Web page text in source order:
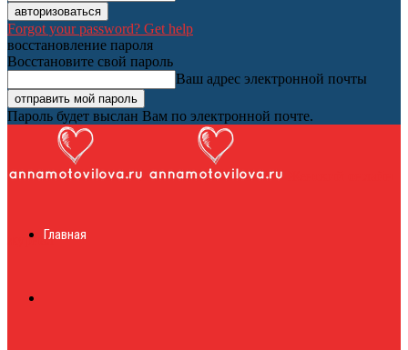
Forgot your password? Get help
восстановление пароля
Восстановите свой пароль
Ваш адрес электронной почты
Пароль будет выслан Вам по электронной почте.
журналГлавная